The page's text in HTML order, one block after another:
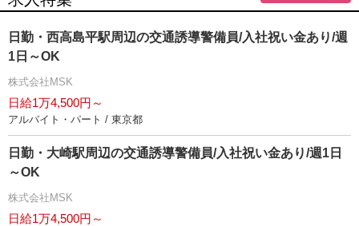
日勤・西高島平駅周辺の交通誘導警備員/入社祝い金あり/週
1日～OK
株式会社MSK
日給1万4,500円～
アルバイト・パート / 東京都
日勤・大崎駅周辺の交通誘導警備員/入社祝い金あり/週1日
～OK
株式会社MSK
日給1万4,500円～